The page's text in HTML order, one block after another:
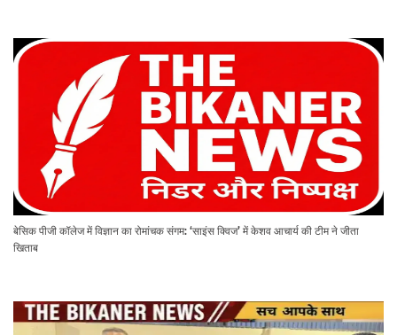
बेसिक पीजी कॉलेज में विज्ञान का रोमांचक संगम: ‘साइंस क्विज’ में केशव आचार्य की टीम ने जीता
खिताब